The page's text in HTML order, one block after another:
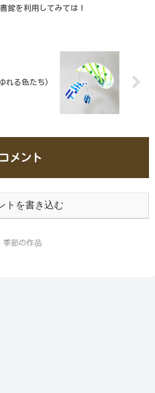
館を利用してみては！
れる色たち)
コメント
トを書き込む
季節の作品